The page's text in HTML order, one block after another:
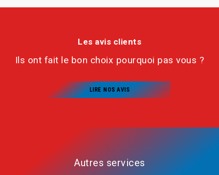
Les avis clients
Ils ont fait le bon choix pourquoi pas vous ?
LIRE NOS AVIS
Autres services